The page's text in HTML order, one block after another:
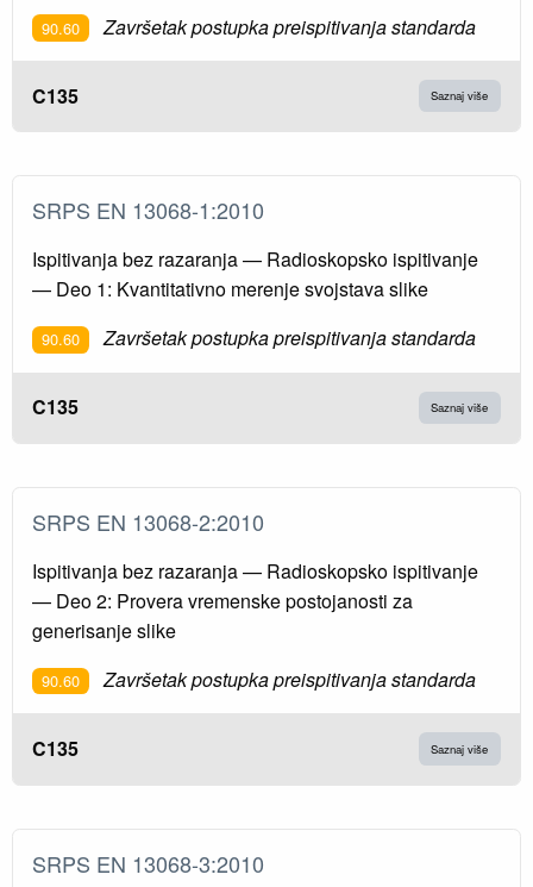
90.60 Završetak postupka preispitivanja standarda
C135 Saznaj više
SRPS EN 13068-1:2010
Ispitivanja bez razaranja — Radioskopsko ispitivanje
— Deo 1: Kvantitativno merenje svojstava slike
90.60 Završetak postupka preispitivanja standarda
C135 Saznaj više
SRPS EN 13068-2:2010
Ispitivanja bez razaranja — Radioskopsko ispitivanje
— Deo 2: Provera vremenske postojanosti za
generisanje slike
90.60 Završetak postupka preispitivanja standarda
C135 Saznaj više
SRPS EN 13068-3:2010